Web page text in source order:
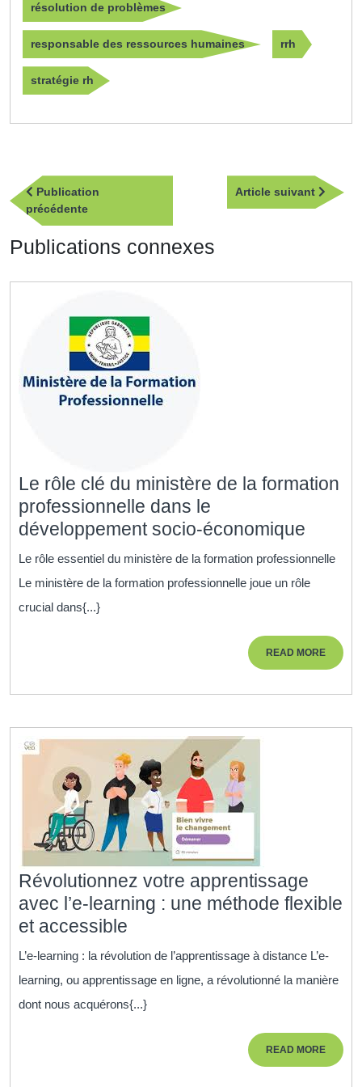
résolution de problèmes
responsable des ressources humaines rrh
stratégie rh
Navigation
de
l’article
Publication
précédentePublication
précédente
Article suivant
Article
Publications connexes
Le rôle clé du ministère de la formation
professionnelle dans le
développement socio-économique
rôle
de
dans
Le rôle essentiel du ministère de la formation professionnelle
Le ministère de la formation professionnelle joue un rôle
crucial dans{...}
READ MOREREAD
MORE
Révolutionnez votre apprentissage
avec l’e-learning : une méthode flexible
et accessible
votre
apprentissage
avec
l’e-
L’e-learning : la révolution de l’apprentissage à distance L’e-
learning, ou apprentissage en ligne, a révolutionné la manière
dont nous acquérons{...}
READ MOREREAD
MORE